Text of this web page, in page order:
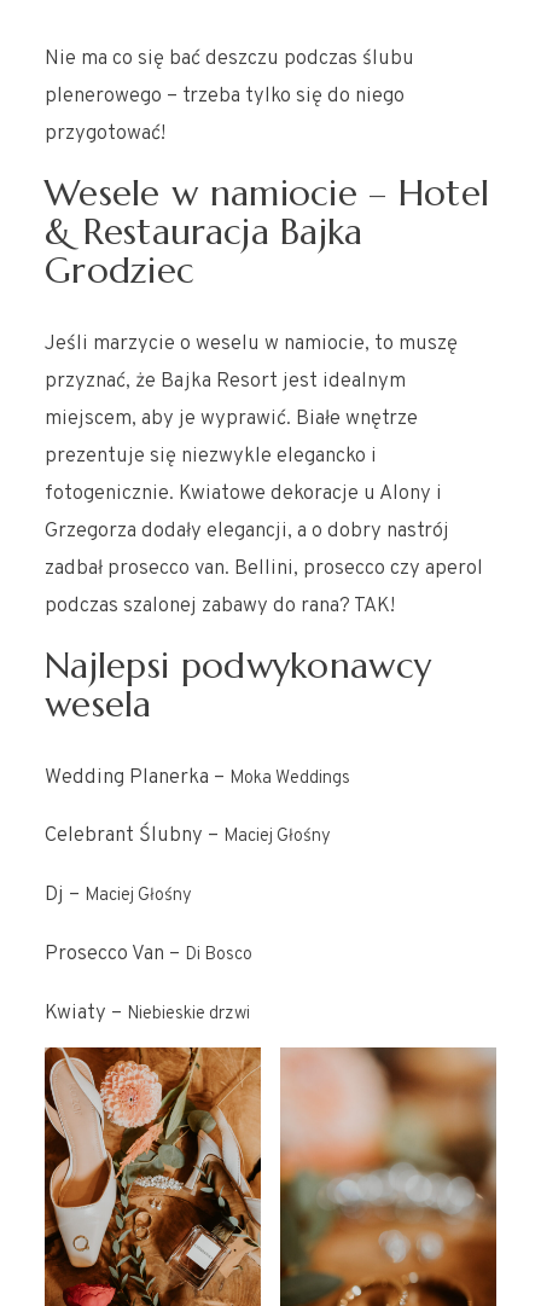
Nie ma co się bać deszczu podczas ślubu
plenerowego – trzeba tylko się do niego
przygotować!
Wesele w namiocie – Hotel
& Restauracja Bajka
Grodziec
Jeśli marzycie o weselu w namiocie, to muszę
przyznać, że Bajka Resort jest idealnym
miejscem, aby je wyprawić. Białe wnętrze
prezentuje się niezwykle elegancko i
fotogenicznie. Kwiatowe dekoracje u Alony i
Grzegorza dodały elegancji, a o dobry nastrój
zadbał prosecco van. Bellini, prosecco czy aperol
podczas szalonej zabawy do rana? TAK!
Najlepsi podwykonawcy
wesela
Wedding Planerka – Moka Weddings
Celebrant Ślubny – Maciej Głośny
Dj – Maciej Głośny
Prosecco Van – Di Bosco
Kwiaty – Niebieskie drzwi